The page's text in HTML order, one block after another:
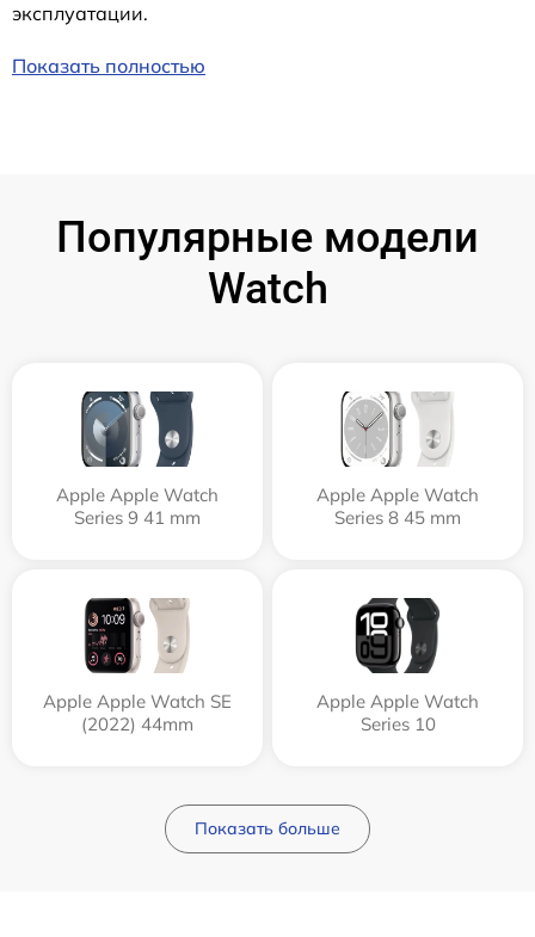
эксплуатации.
Показать полностью
Популярные модели
Watch
Apple Apple Watch
Series 9 41 mm
Apple Apple Watch
Series 8 45 mm
Apple Apple Watch SE
(2022) 44mm
Apple Apple Watch
Series 10
Показать больше